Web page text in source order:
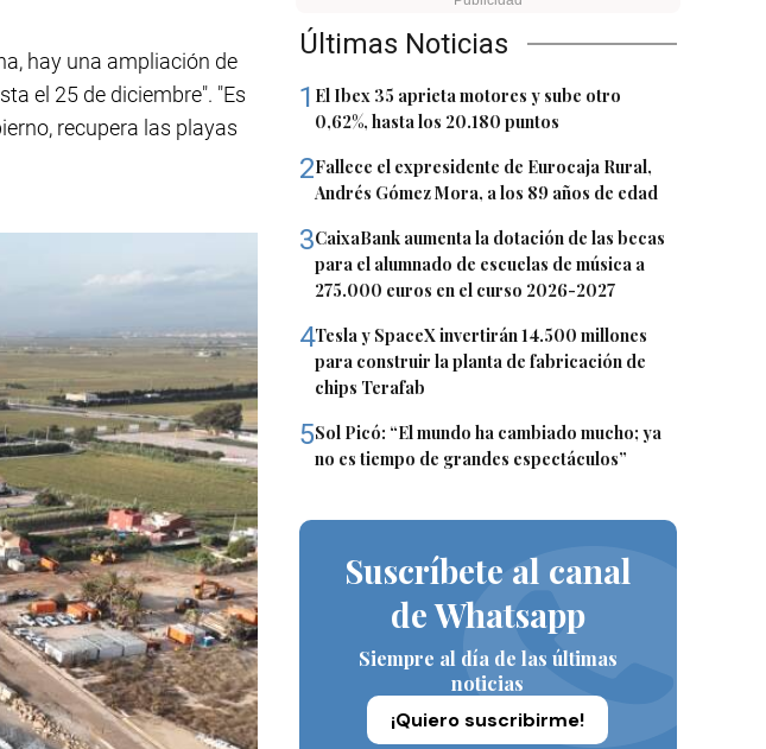
Últimas Noticias
1 El Ibex 35 aprieta motores y sube otro
0,62%, hasta los 20.180 puntos
2Fallece el expresidente de Eurocaja Rural,
Andrés Gómez Mora, a los 89 años de edad
3CaixaBank aumenta la dotación de las becas
para el alumnado de escuelas de música a
275.000 euros en el curso 2026-2027
4Tesla y SpaceX invertirán 14.500 millones
para construir la planta de fabricación de
chips Terafab
5Sol Picó: “El mundo ha cambiado mucho; ya
no es tiempo de grandes espectáculos”
Suscríbete al canal
de Whatsapp
Siempre al día de las últimas
noticias
¡Quiero suscribirme!
hay una ampliación de
el 25 de diciembre". "Es
recupera las playas